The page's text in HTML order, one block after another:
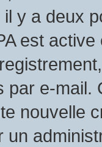
il y a deux
est
par e-mail.
nouvelle
un